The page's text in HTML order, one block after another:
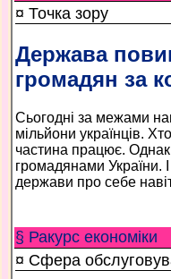
¤ Точка зору
Держава
громадян за
Сьогодні за межами
мільйони українців.
частина працює.
громадянами України.
держави про себе
§ Ракурс економiки
¤ Сфера